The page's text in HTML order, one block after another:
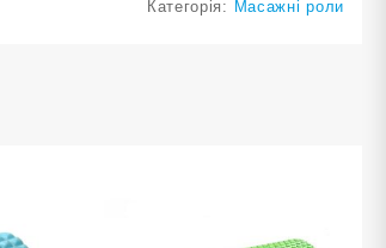
Категорія: Масажні роли